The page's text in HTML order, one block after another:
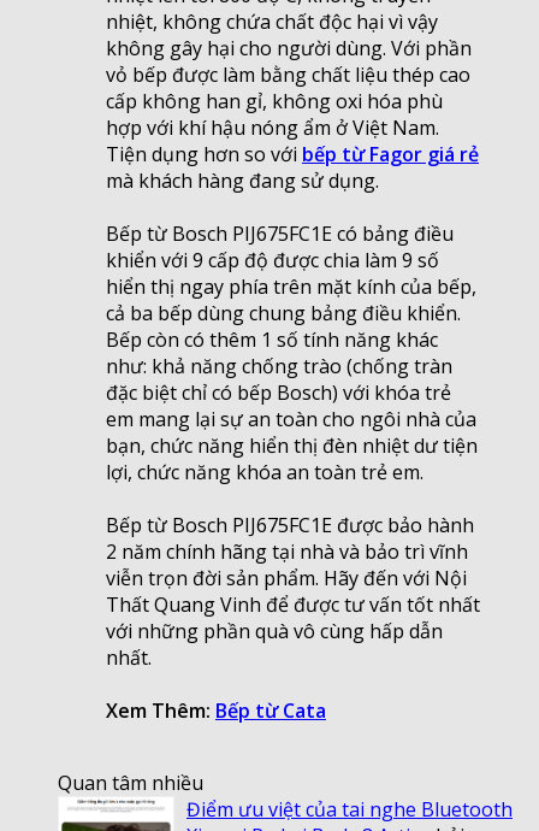
nhiệt, không chứa chất độc hại vì vậy
không gây hại cho người dùng. Với phần
vỏ bếp được làm bằng chất liệu thép cao
cấp không han gỉ, không oxi hóa phù
hợp với khí hậu nóng ẩm ở Việt Nam.
Tiện dụng hơn so với bếp từ Fagor giá rẻ
mà khách hàng đang sử dụng.
Bếp từ Bosch PIJ675FC1E có bảng điều
khiển với 9 cấp độ được chia làm 9 số
hiển thị ngay phía trên mặt kính của bếp,
cả ba bếp dùng chung bảng điều khiển.
Bếp còn có thêm 1 số tính năng khác
như: khả năng chống trào (chống tràn
đặc biệt chỉ có bếp Bosch) với khóa trẻ
em mang lại sự an toàn cho ngôi nhà của
bạn, chức năng hiển thị đèn nhiệt dư tiện
lợi, chức năng khóa an toàn trẻ em.
Bếp từ Bosch PIJ675FC1E được bảo hành
2 năm chính hãng tại nhà và bảo trì vĩnh
viễn trọn đời sản phẩm. Hãy đến với Nội
Thất Quang Vinh để được tư vấn tốt nhất
với những phần quà vô cùng hấp dẫn
nhất.
Xem Thêm: Bếp từ Cata
Quan tâm nhiều
Điểm ưu việt của tai nghe Bluetooth